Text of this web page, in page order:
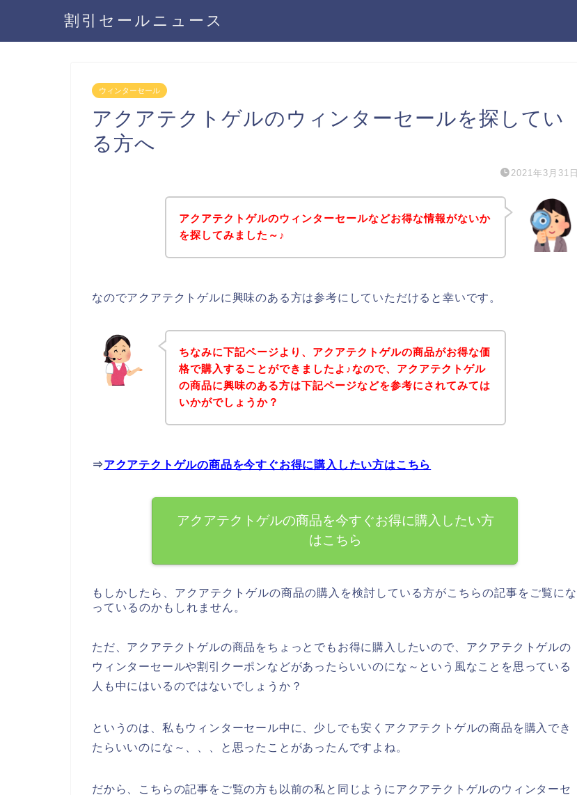
割引セールニュース
ウィンターセール
アクアテクトゲルのウィンターセールを探してい
る方へ
2021年3月31日
アクアテクトゲルのウィンターセールなどお得な情報がないか
を探してみました～♪
なのでアクアテクトゲルに興味のある方は参考にしていただけると幸いです。
ちなみに下記ページより、アクアテクトゲルの商品がお得な価
格で購入することができましたよ♪なので、アクアテクトゲル
の商品に興味のある方は下記ページなどを参考にされてみては
いかがでしょうか？
⇒アクアテクトゲルの商品を今すぐお得に購入したい方はこちら
アクアテクトゲルの商品を今すぐお得に購入したい方
はこちら
もしかしたら、アクアテクトゲルの商品の購入を検討している方がこちらの記事をご覧にな
っているのかもしれません。
ただ、アクアテクトゲルの商品をちょっとでもお得に購入したいので、アクアテクトゲルの
ウィンターセールや割引クーポンなどがあったらいいのにな～という風なことを思っている
人も中にはいるのではないでしょうか？
というのは、私もウィンターセール中に、少しでも安くアクアテクトゲルの商品を購入でき
たらいいのにな～、、、と思ったことがあったんですよね。
だから、こちらの記事をご覧の方も以前の私と同じようにアクアテクトゲルのウィンターセ